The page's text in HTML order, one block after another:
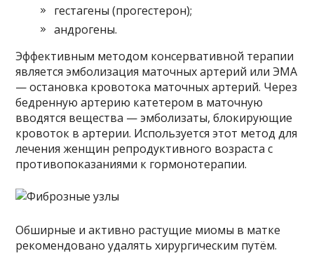
гестагены (прогестерон);
андрогены.
Эффективным методом консервативной терапии
является эмболизация маточных артерий или ЭМА
— остановка кровотока маточных артерий. Через
бедренную артерию катетером в маточную
вводятся вещества — эмболизаты, блокирующие
кровоток в артерии. Используется этот метод для
лечения женщин репродуктивного возраста с
противопоказаниями к гормонотерапии.
Обширные и активно растущие миомы в матке
рекомендовано удалять хирургическим путём.